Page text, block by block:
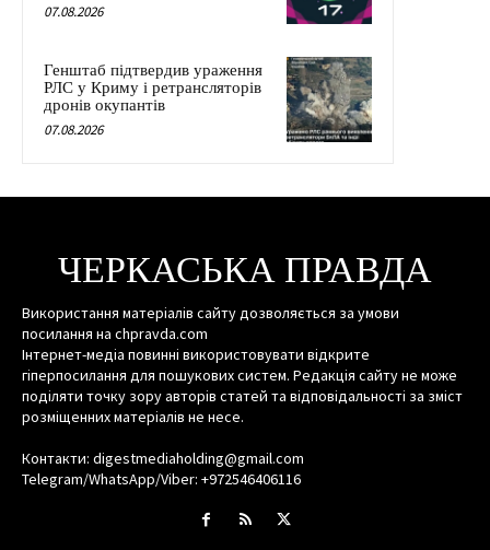
07.08.2026
Генштаб підтвердив ураження
РЛС у Криму і ретрансляторів
дронів окупантів
07.08.2026
ЧЕРКАСЬКА ПРАВДА
Використання матеріалів сайту дозволяється за умови
посилання на chpravda.com
Інтернет-медіа повинні використовувати відкрите
гіперпосилання для пошукових систем. Редакція сайту не може
поділяти точку зору авторів статей та відповідальності за зміст
розміщенних матеріалів не несе.
Контакти: digestmediaholding@gmail.com
Telegram/WhatsApp/Viber: +972546406116